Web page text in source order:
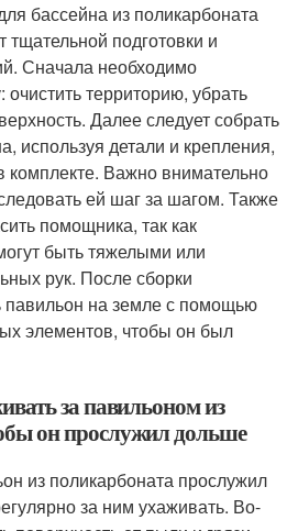
бассейна из поликарбоната
тщательной подготовки и
Сначала необходимо
очистить территорию, убрать
Далее следует собрать
используя детали и крепления,
комплекте. Важно внимательно
ей шаг за шагом. Также
помощника, так как
быть тяжелыми или
рук. После сборки
павильон на земле с помощью
элементов, чтобы он был
за павильоном из
он прослужил дольше
из поликарбоната прослужил
за ним ухаживать. Во-